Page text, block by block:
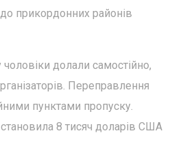
прикордонних районів
долали самостійно,
Переправлення
пунктами пропуску.
становила 8 тисяч доларів США